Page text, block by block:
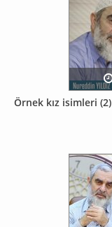
Örnek kız isimleri (2)